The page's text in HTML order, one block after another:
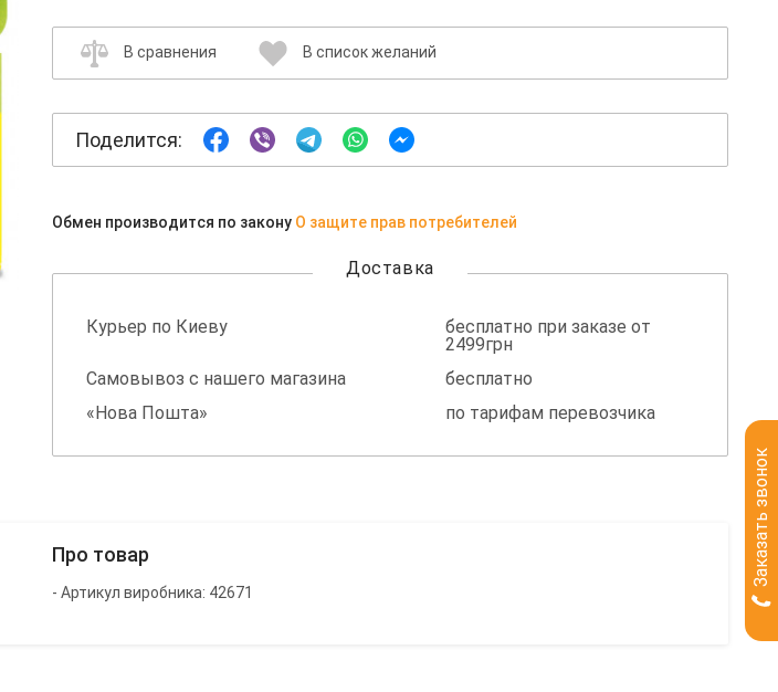
В сравнения В список желаний
Поделится:
Обмен производится по закону О защите прав потребителей
Доставка
Курьер по Киеву
бесплатно при заказе от
2499грн
Самовывоз с нашего магазина
бесплатно
«Нова Пошта»
по тарифам перевозчика
Про товар
- Артикул виробника: 42671
Заказать звонок